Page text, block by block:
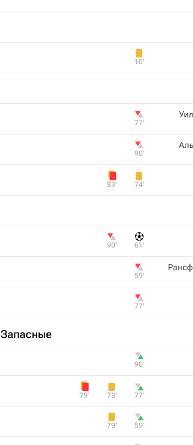
Запасные
10‎’‎
77‎’‎
90‎’‎
74‎’‎
83‎’‎
61‎’‎
90‎’‎
59‎’‎
77‎’‎
90‎’‎
77‎’‎
78‎’‎
79‎’‎
59‎’‎
79‎’‎